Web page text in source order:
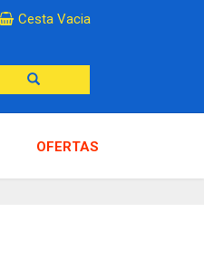
Cesta Vacia
OFERTAS